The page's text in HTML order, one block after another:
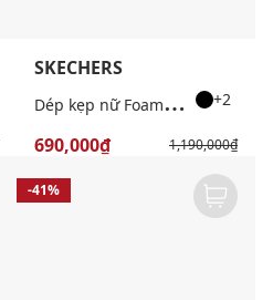
SKECHERS
D
ép kẹp nữ Foamies Massage Fit +2
690,000₫ 1,190,000₫
-41%